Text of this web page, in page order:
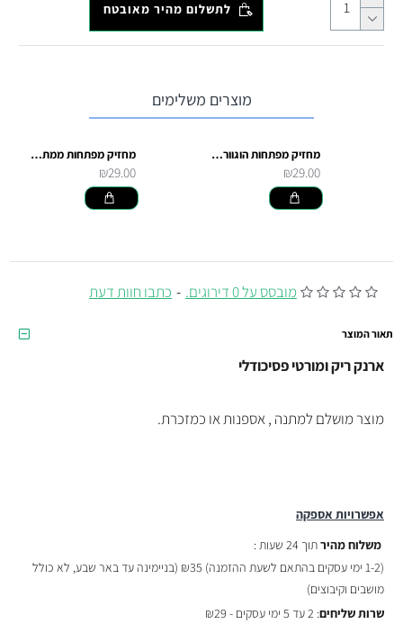
מובסס על 0 דירוגים. - כתבו חוות דעת
לתשלום מהיר מאובטח
מוצרים משלימים
מחזיק מפתחות הוגוורטס
₪29.00
מחזיק מפתחות ממתכת הארי פוטר וחברים
₪29.00
אפשרויות אספקה
משלוח מהירתוך 24 שעות :
(1-2 ימי עסקים בהתאם לשעת ההזמנה)
₪35 (בניימינה עד באר שבע, לא כולל
מושבים וקיבוצים)
שרות שליחים: 2 עד 5 ימי עסקים - ₪29
תאור המוצר
ארנק ריק ומורטי פסיכודלי
מוצר מושלם למתנה , אספנות או כמזכרת.